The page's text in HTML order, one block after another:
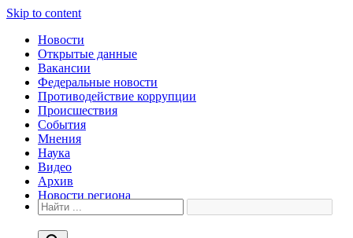
Skip to content
Новости
Открытые данные
Вакансии
Федеральные новости
Противодействие коррупции
Происшествия
События
Мнения
Наука
Видео
Архив
Новости региона